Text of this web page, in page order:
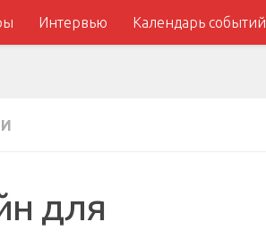
Интервью Календарь событий
для